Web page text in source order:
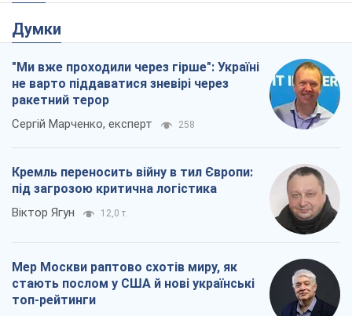
Думки
"Ми вже проходили через гірше": Україні
не варто піддаватися зневірі через
ракетний терор
Сергій Марченко, експерт 258
Кремль переносить війну в тил Європи:
під загрозою критична логістика
Віктор Ягун 12,0 т.
Мер Москви раптово схотів миру, як
стають послом у США й нові українські
топ-рейтинги